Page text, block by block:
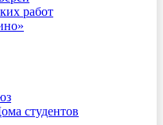
работ
студентов